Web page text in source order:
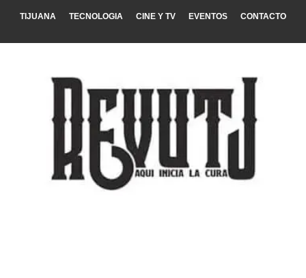
TIJUANA TECNOLOGIA CINE Y TV EVENTOS CONTACTO